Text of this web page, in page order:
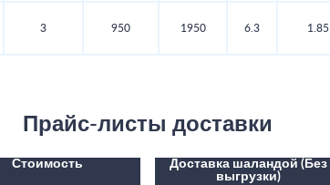
3 950 1950 6.3 1.85
Прайс-листы доставки
Стоимость
Доставка шаландой (Без
выгрузки)